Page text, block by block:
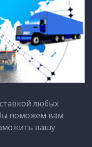
любых
поможем вам
вашу